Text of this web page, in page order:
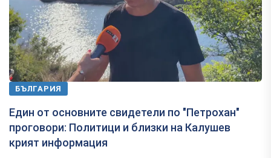
БЪЛГАРИЯ
Един от основните свидетели по "Петрохан"
проговори: Политици и близки на Калушев
крият информация